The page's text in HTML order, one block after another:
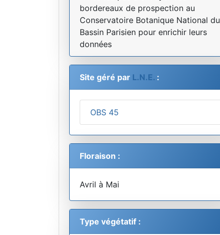
bordereaux de prospection au
Conservatoire Botanique National du
Bassin Parisien pour enrichir leurs
données
Site géré par L.N.E. :
OBS 45
Floraison :
Avril à Mai
Type végétatif :